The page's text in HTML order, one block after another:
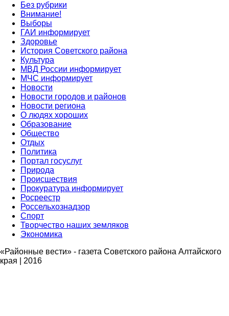
Без рубрики
Внимание!
Выборы
ГАИ информирует
Здоровье
История Советского района
Культура
МВД России информирует
МЧС информирует
Новости
Новости городов и районов
Новости региона
О людях хороших
Образование
Общество
Отдых
Политика
Портал госуслуг
Природа
Происшествия
Прокуратура информирует
Росреестр
Россельхознадзор
Спорт
Творчество наших земляков
Экономика
«Районные вести» - газета Советского района Алтайского
края | 2016